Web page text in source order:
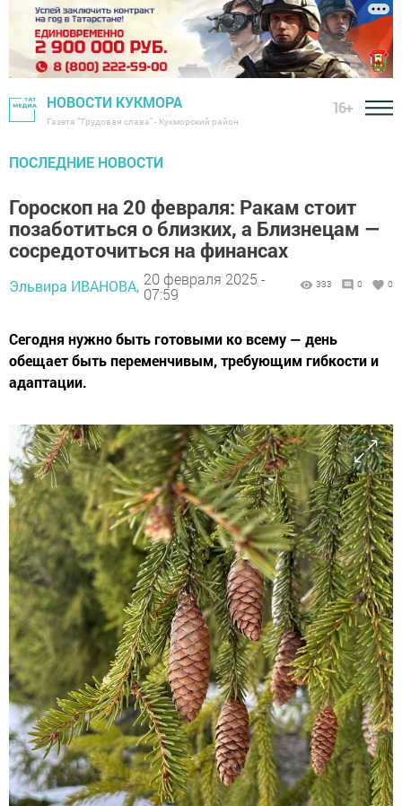
НОВОСТИ КУКМОРА
Газета "Трудовая слава" - Кукморский район
16+
ПОСЛЕДНИЕ НОВОСТИ
Гороскоп на 20 февраля: Ракам стоит
позаботиться о близких, а Близнецам —
сосредоточиться на финансах
Эльвира ИВАНОВА, 20 февраля 2025 -
07:59
333 0 0
Сегодня нужно быть готовыми ко всему — день
обещает быть переменчивым, требующим гибкости и
адаптации.